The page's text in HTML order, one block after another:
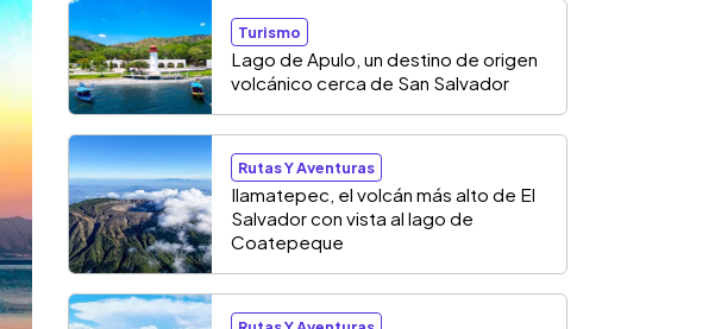
Turismo
Lago de Apulo, un destino de origen
volcánico cerca de San Salvador
Rutas Y Aventuras
Ilamatepec, el volcán más alto de El
Salvador con vista al lago de
Coatepeque